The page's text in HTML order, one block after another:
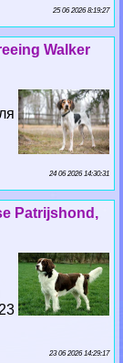
25 06 2026 8:19:27
Walker
24 06 2026 14:30:31
Patrijshond,
23 06 2026 14:29:17